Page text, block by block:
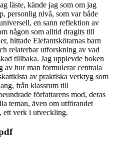
läste, kände jag som om jag
personlig nivå, som var både
en sann reflektion av
någon som alltid dragits till
hittade Elefantskötarnas barn
relaterbar utforskning av vad
tillbaka. Jag upplevde boken
av hur man formulerar centrala
av praktiska verktyg som
från klassrum till
författarens mod, deras
teman, även om utförandet
ett verk i utveckling.